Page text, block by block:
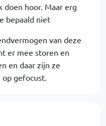
doen hoor. Maar erg
bepaald niet
van deze
er mee storen en
en daar zijn ze
gefocust.